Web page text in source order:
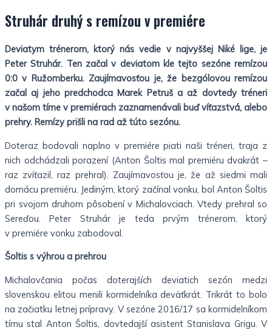
Struhár druhý s remízou v premiére
Deviatym trénerom, ktorý nás vedie v najvyššej Niké lige, je
Peter Struhár. Ten začal v deviatom kle tejto sezóne remízou
0:0 v Ružomberku. Zaujímavosťou je, že bezgólovou remízou
začal aj jeho predchodca Marek Petruš a až dovtedy tréneri
v našom tíme v premiérach zaznamenávali buď víťazstvá, alebo
prehry. Remízy prišli na rad až túto sezónu.
Doteraz bodovali naplno v premiére piati naši tréneri, traja z
nich odchádzali porazení (Anton Šoltis mal premiéru dvakrát –
raz zvíťazil, raz prehral). Zaujímavosťou je, že až siedmi mali
domácu premiéru. Jediným, ktorý začínal vonku, bol Anton Šoltis
pri svojom druhom pôsobení v Michalovciach. Vtedy prehral so
Sereďou. Peter Struhár je teda prvým trénerom, ktorý
v premiére vonku zabodoval.
Šoltis s výhrou a prehrou
Michalovčania počas doterajších deviatich sezón medzi
slovenskou elitou menili kormidelníka deväťkrát. Trikrát to bolo
na začiatku letnej prípravy. V sezóne 2016/17 sa kormidelníkom
tímu stal Anton Šoltis, dovtedajší asistent Stanislava Grigu. V